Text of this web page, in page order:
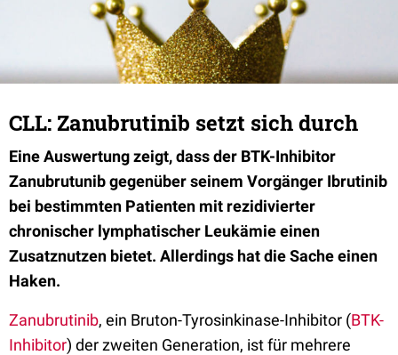
CLL: Zanubrutinib setzt sich durch
Eine Auswertung zeigt, dass der BTK-Inhibitor
Zanubrutunib gegenüber seinem Vorgänger Ibrutinib
bei bestimmten Patienten mit rezidivierter
chronischer lymphatischer Leukämie einen
Zusatznutzen bietet. Allerdings hat die Sache einen
Haken.
Zanubrutinib, ein Bruton-Tyrosinkinase-Inhibitor (BTK-
Inhibitor) der zweiten Generation, ist für mehrere